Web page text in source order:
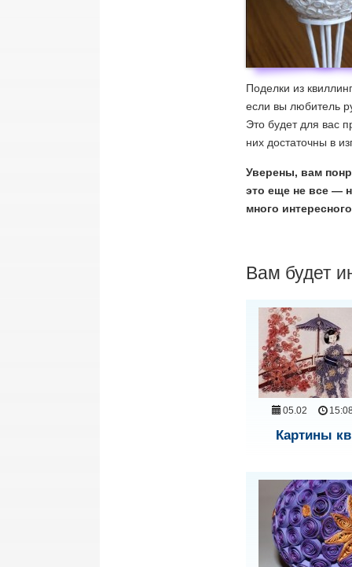
Поделки из
если вы любитель
Это будет для вас
них достаточны в
Уверены, вам
это еще не все —
много
Вам будет
05.02
Картины